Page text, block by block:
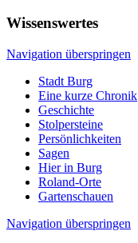
Wissenswertes
Navigation überspringen
Stadt Burg
Eine kurze Chronik
Geschichte
Stolpersteine
Persönlichkeiten
Sagen
Hier in Burg
Roland-Orte
Gartenschauen
Navigation überspringen